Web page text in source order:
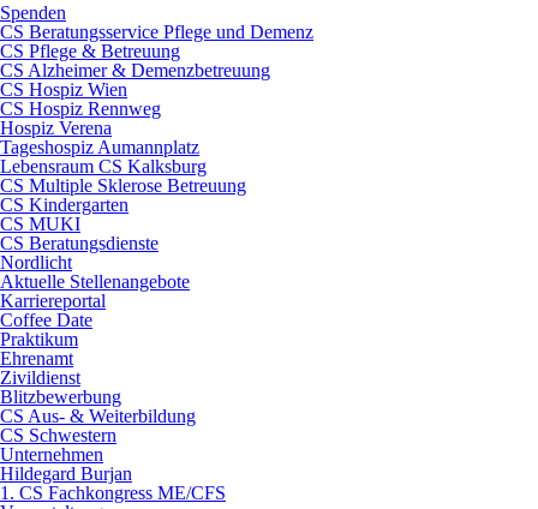
Spenden
CS Beratungsservice Pflege und Demenz
CS Pflege & Betreuung
CS Alzheimer & Demenzbetreuung
CS Hospiz Wien
CS Hospiz Rennweg
Hospiz Verena
Tageshospiz Aumannplatz
Lebensraum CS Kalksburg
CS Multiple Sklerose Betreuung
CS Kindergarten
CS MUKI
CS Beratungsdienste
Nordlicht
Aktuelle Stellenangebote
Karriereportal
Coffee Date
Praktikum
Ehrenamt
Zivildienst
Blitzbewerbung
CS Aus- & Weiterbildung
CS Schwestern
Unternehmen
Hildegard Burjan
1. CS Fachkongress ME/CFS